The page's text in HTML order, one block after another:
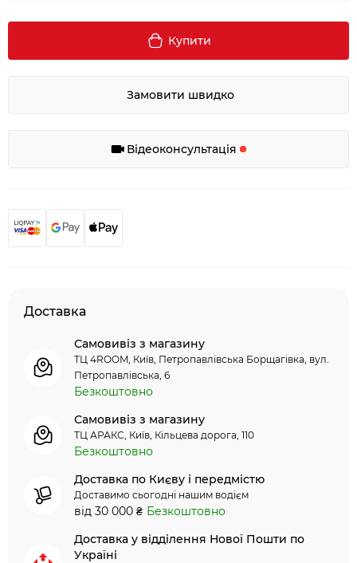
Купити
Замовити швидко
Відеоконсультація
Доставка
Самовивіз з магазину
ТЦ 4ROOM, Київ, Петропавлівська Борщагівка, вул.
Петропавлівська, 6
Безкоштовно
Самовивіз з магазину
ТЦ АРАКС, Київ, Кільцева дорога, 110
Безкоштовно
Доставка по Києву і передмістю
Доставимо сьогодні нашим водієм
від 30 000 ₴ Безкоштовно
Доставка у відділення Нової Пошти по
Україні